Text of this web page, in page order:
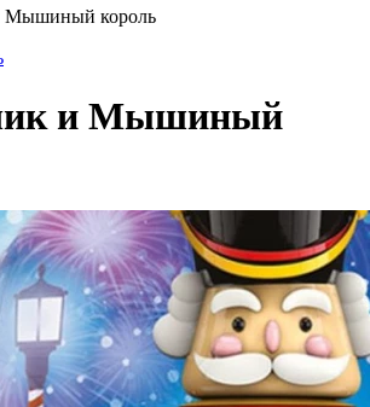
Мышиный король
и Мышиный